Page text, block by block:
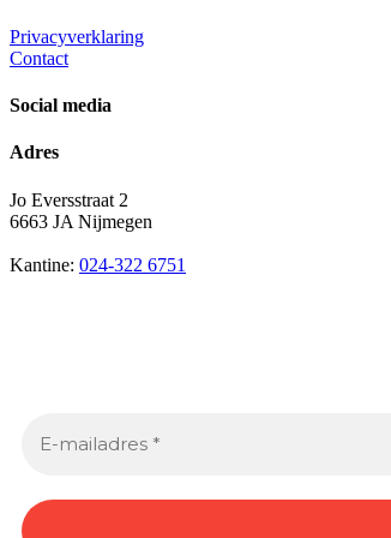
Privacyverklaring
Contact
Social media
Adres
Jo Eversstraat 2
6663 JA Nijmegen
Kantine: 024-322 6751